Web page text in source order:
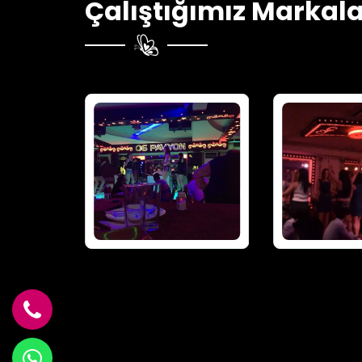
Çalıştığımız